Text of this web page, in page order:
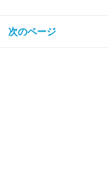
った。 情報提供を元
ていたら解決した？
次のページ